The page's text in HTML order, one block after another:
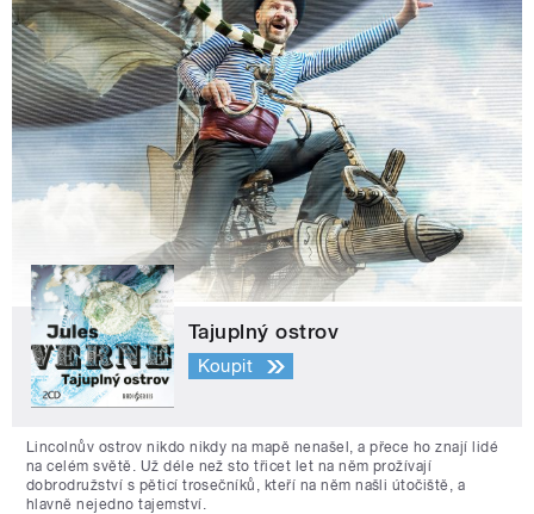
Tajuplný ostrov
Koupit
Lincolnův ostrov nikdo nikdy na mapě nenašel, a přece ho znají lidé
na celém světě. Už déle než sto třicet let na něm prožívají
dobrodružství s pěticí trosečníků, kteří na něm našli útočiště, a
hlavně nejedno tajemství.